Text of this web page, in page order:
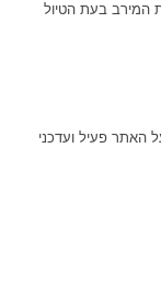
המירב בעת הטיול
האתר פעיל ועדכני